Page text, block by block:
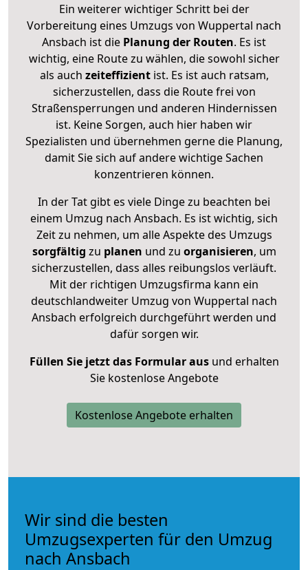
Ein weiterer wichtiger Schritt bei der
Vorbereitung eines Umzugs von Wuppertal nach
Ansbach ist die Planung der Routen. Es ist
wichtig, eine Route zu wählen, die sowohl sicher
als auch zeiteffizientist. Es ist auch ratsam,
sicherzustellen, dass die Route frei von
Straßensperrungen und anderen Hindernissen
ist. Keine Sorgen, auch hier haben wir
Spezialisten und übernehmen gerne die Planung,
damit Sie sich auf andere wichtige Sachen
konzentrieren können.
In der Tat gibt es viele Dinge zu beachten bei
einem Umzug nach Ansbach. Es ist wichtig, sich
Zeit zu nehmen, um alle Aspekte des Umzugs
sorgfältig zu planen und zu organisieren, um
sicherzustellen, dass alles reibungslos verläuft.
Mit der richtigen Umzugsfirma kann ein
deutschlandweiter Umzug von Wuppertal nach
Ansbach erfolgreich durchgeführt werden und
dafür sorgen wir.
Füllen Sie jetzt das Formular ausund erhalten
Sie kostenlose Angebote
Kostenlose Angebote erhalten
Wir sind die besten
Umzugsexperten für den Umzug
nach Ansbach